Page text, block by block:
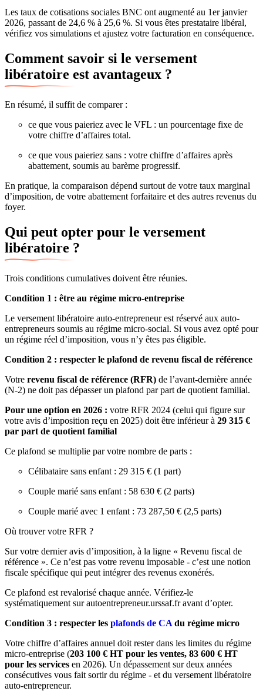
Les taux de cotisations sociales BNC ont augmenté au 1er janvier
2026, passant de 24,6 % à 25,6 %. Si vous êtes prestataire libéral,
vérifiez vos simulations et ajustez votre facturation en conséquence.
Comment savoir si le versement
libératoire est avantageux ?
En résumé, il suffit de comparer :
ce que vous paieriez avec le VFL : un pourcentage fixe de
votre chiffre d’affaires total.
ce que vous paieriez sans : votre chiffre d’affaires après
abattement, soumis au barème progressif.
En pratique, la comparaison dépend surtout de votre taux marginal
d’imposition, de votre abattement forfaitaire et des autres revenus du
foyer.
Qui peut opter pour le versement
libératoire ?
Trois conditions cumulatives doivent être réunies.
Condition 1 : être au régime micro-entreprise
Le versement libératoire auto-entrepreneur est réservé aux auto-
entrepreneurs soumis au régime micro-social. Si vous avez opté pour
un régime réel d’imposition, vous n’y êtes pas éligible.
Condition 2 : respecter le plafond de revenu fiscal de référence
Votre revenu fiscal de référence (RFR) de l’avant-dernière année
(N-2) ne doit pas dépasser un plafond par part de quotient familial.
Pour une option en 2026 : votre RFR 2024 (celui qui figure sur
votre avis d’imposition reçu en 2025) doit être inférieur à 29 315 €
par part de quotient familial
Ce plafond se multiplie par votre nombre de parts :
Célibataire sans enfant : 29 315 € (1 part)
Couple marié sans enfant : 58 630 € (2 parts)
Couple marié avec 1 enfant : 73 287,50 € (2,5 parts)
Où trouver votre RFR ?
Sur votre dernier avis d’imposition, à la ligne « Revenu fiscal de
référence ». Ce n’est pas votre revenu imposable - c’est une notion
fiscale spécifique qui peut intégrer des revenus exonérés.
Ce plafond est revalorisé chaque année. Vérifiez-le
systématiquement sur autoentrepreneur.urssaf.fr avant d’opter.
Condition 3 : respecter les plafonds de CA du régime micro
Votre chiffre d’affaires annuel doit rester dans les limites du régime
micro-entreprise (203 100 € HT pour les ventes, 83 600 € HT
pour les services en 2026). Un dépassement sur deux années
consécutives vous fait sortir du régime - et du versement libératoire
auto-entrepreneur.